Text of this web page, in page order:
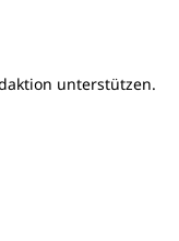
unterstützen.